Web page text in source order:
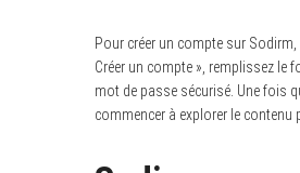
Pour créer un compte sur
Créer un compte », remplissez
mot de passe sécurisé. Une fois
commencer à explorer le